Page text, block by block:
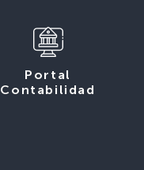
Portal
Contabilidad